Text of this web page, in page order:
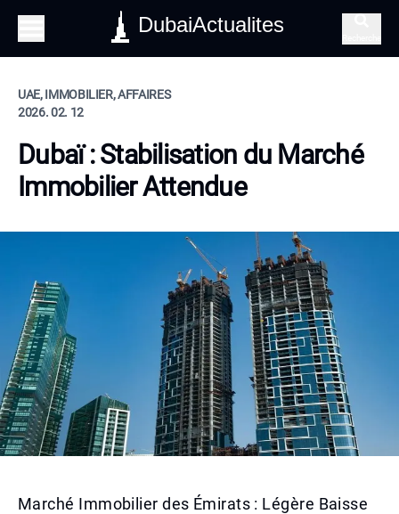
DubaiActualites
UAE, IMMOBILIER, AFFAIRES
2026. 02. 12
Dubaï : Stabilisation du Marché
Immobilier Attendue
Marché Immobilier des Émirats : Légère Baisse